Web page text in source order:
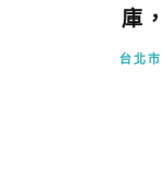
庫
台北